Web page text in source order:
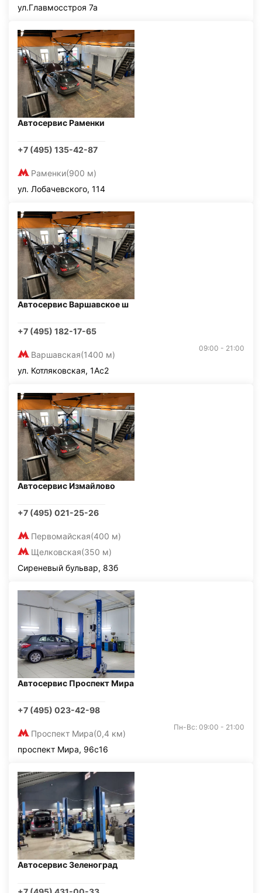
ул.Главмосстроя 7а
Автосервис Раменки
+7 (495) 135-42-87
Раменки(900 м)
ул. Лобачевского, 114
Автосервис Варшавское ш
+7 (495) 182-17-65
Варшавская(1400 м)
09:00 - 21:00
ул. Котляковская, 1Ас2
Автосервис Измайлово
+7 (495) 021-25-26
Первомайская(400 м)
Щелковская(350 м)
Сиреневый бульвар, 83б
Автосервис Проспект Мира
+7 (495) 023-42-98
Проспект Мира(0,4 км)
Пн-Вс: 09:00 - 21:00
проспект Мира, 96с16
Автосервис Зеленоград